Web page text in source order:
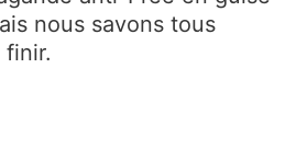
nous savons tous
finir.